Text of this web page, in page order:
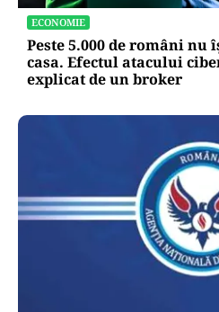
ECONOMIE
Peste 5.000 de români nu
casa. Efectul atacului
explicat de un broker